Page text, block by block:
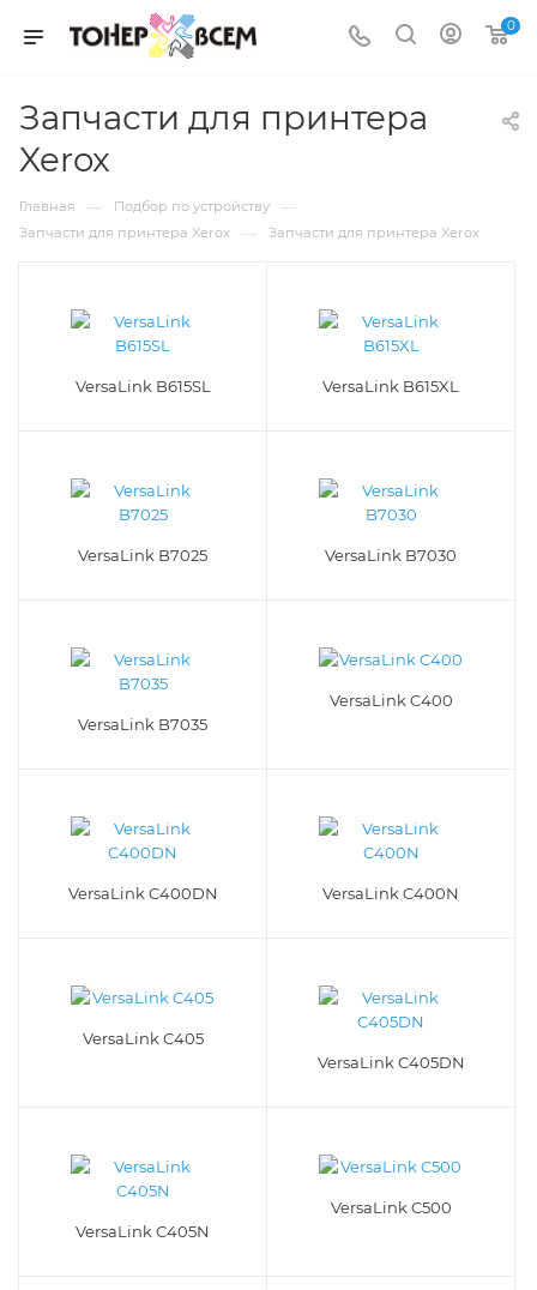
0
Запчасти для принтера
Xerox
Главная — Подбор по устройству —
Запчасти для принтера Xerox — Запчасти для принтера Xerox
VersaLink B615SL VersaLink B615XL
VersaLink B7025 VersaLink B7030
VersaLink B7035
VersaLink C400
VersaLink C400DN VersaLink C400N
VersaLink C405
VersaLink C405DN
VersaLink C405N
VersaLink C500